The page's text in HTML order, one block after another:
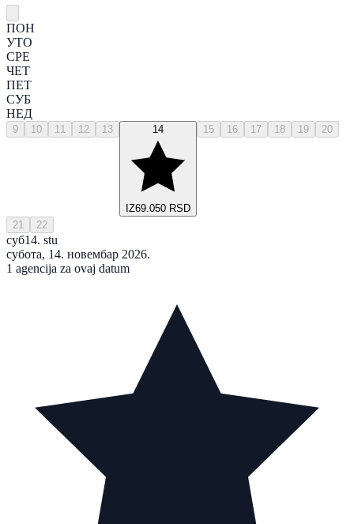
ПОН
УТО
СРЕ
ЧЕТ
ПЕТ
СУБ
НЕД
9 10 11 12 13 14
IZ69.050 RSD
15 16 17 18 19 20
21 22
суб14. stu
субота, 14. новембар 2026.
1 agencija za ovaj datum